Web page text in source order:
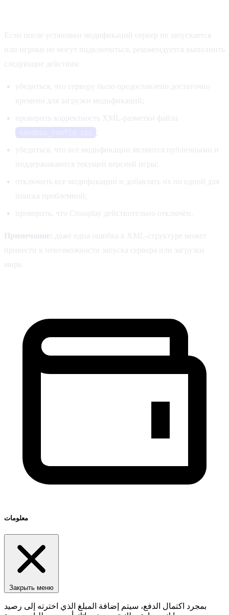
Если после установки модификаций сервер не запускается
или игроки не могут подключиться, рекомендуется выполнить
следующие действия:
убедиться, что серверу было предоставлено достаточно
времени для загрузки модификаций;
проверить корректность XML-разметки файла
убедиться, что все модификации являются публичными и
поддерживаются текущей версией игры;
отключить все модификации и добавлять их по одной для
поиска проблемной;
проверить, что Crossplay действительно отключён.
Примечание:
даже одна ошибка в XML-структуре может
привести к невозможности запуска сервера или загрузки
мира.
معلومات
Закрыть меню
بمجرد اكتمال الدفع، سيتم إضافة المبلغ الذي اخترته إلى رصيد